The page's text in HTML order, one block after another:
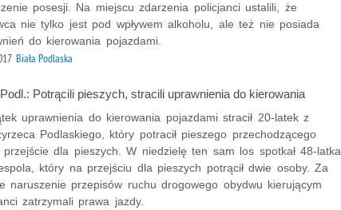
posesji. Na miejscu zdarzenia policjanci ustalili, że
nie tylko jest pod wpływem alkoholu, ale też nie posiada
do kierowania pojazdami.
Biała Podlaska
Podl.: Potrącili pieszych, stracili uprawnienia do kierowania
uprawnienia do kierowania pojazdami stracił 20-latek z
Podlaskiego, który potracił pieszego przechodzącego
przejście dla pieszych. W niedzielę ten sam los spotkał 48-latka
który na przejściu dla pieszych potrącił dwie osoby. Za
naruszenie przepisów ruchu drogowego obydwu kierującym
zatrzymali prawa jazdy.